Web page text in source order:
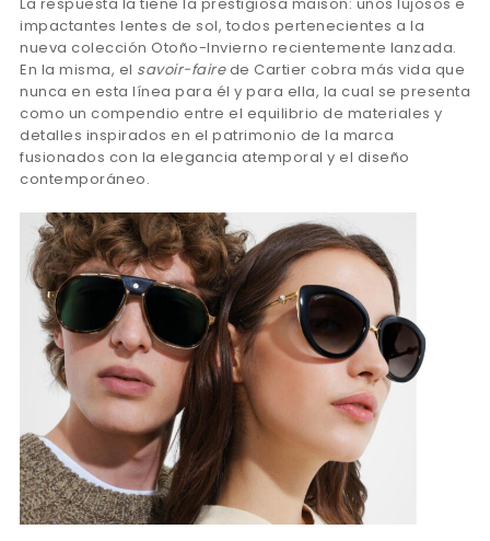
impactantes lentes de sol, todos pertenecientes a la
nueva colección Otoño-Invierno recientemente lanzada.
En la misma, el savoir-fairede Cartier cobra más vida que
nunca en esta línea para él y para ella, la cual se presenta
como un compendio entre el equilibrio de materiales y
detalles inspirados en el patrimonio de la marca
fusionados con la elegancia atemporal y el diseño
contemporáneo.